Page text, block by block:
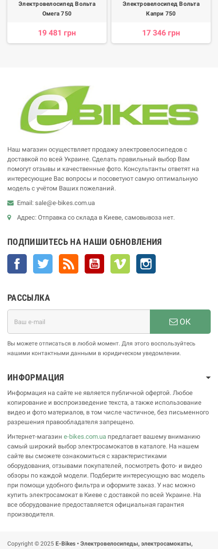
Электровелосипед Вольта
Омега 750
19 481 грн
Электровелосипед Вольта
Капри 750
17 346 грн
Наш магазин осуществляет продажу электровелосипедов с
доставкой по всей Украине. Сделать правильный выбор Вам
помогут отзывы и качественные фото. Консультанты ответят на
интересующие Вас вопросы и посоветуют самую оптимальную
модель с учётом Ваших пожеланий.
Email: sale@e-bikes.com.ua
Адрес: Отправка со склада в Киеве, самовывоза нет.
ПОДПИШИТЕСЬ НА НАШИ ОБНОВЛЕНИЯ
Facebook Twitter YouTube Vimeo
РАССЫЛКА
ОК
Вы можете отписаться в любой момент. Для этого воспользуйтесь
нашими контактными данными в юридическом уведомлении.
ИНФОРМАЦИЯ
Информация на сайте не является публичной офертой. Любое
копирование и воспроизведение текста, а также использование
видео и фото материалов, в том числе частичное, без письменного
разрешения правообладателя запрещено.
Интернет-магазин e-bikes.com.ua предлагает вашему вниманию
самый широкий выбор электросамокатов в каталоге. На нашем
сайте вы сможете ознакомиться с характеристиками
оборудования, отзывами покупателей, посмотреть фото- и видео
обзоры по каждой модели. Подберите интересующую вас модель
при помощи удобного фильтра и оформите заказ. У нас можно
купить электросамокат в Киеве с доставкой по всей Украине. На
все оборудование предоставляется официальная гарантия
производителя.
Copyright © 2025 E-Bikes • Электровелосипеды, электросамокаты,